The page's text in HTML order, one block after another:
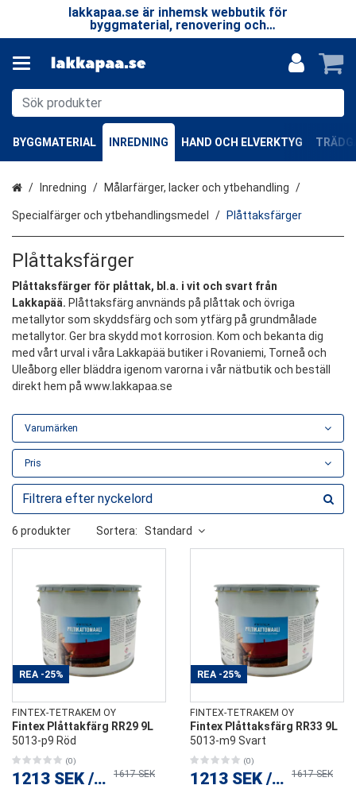
lakkapaa.se är inhemsk webbutik för
byggmaterial, renovering och
specialprodukter.
BYGGMATERIAL INREDNING HAND OCH ELVERKTYG
HemInredning Målarfärger, lacker och ytbehandling
Specialfärger och ytbehandlingsmedel Plåttaksfärger
Plåttaksfärger
Plåttaksfärger för plåttak, bl.a. i vit och svart från
Lakkapää. Plåttaksfärg anvnänds på plåttak och övriga
metallytor som skyddsfärg och som ytfärg på grundmålade
metallytor. Ger bra skydd mot korrosion. Kom och bekanta dig
med vårt urval i våra Lakkapää butiker i Rovaniemi, Torneå och
Uleåborg eller bläddra igenom varorna i vår nätbutik och beställ
direkt hem på www.lakkapaa.se
REA -25%
FINTEX-TETRAKEM OY
Fintex Plåttakfärg RR29 9L
5013-p9 Röd
(0)
1213 SEK / st1617 SEK
REA -25%
FINTEX-TETRAKEM OY
Fintex Plåttaksfärg RR33 9L
5013-m9 Svart
(0)
1213 SEK / st1617 SEK
Varumärken
Pris
6 produkter Sortera: Standard